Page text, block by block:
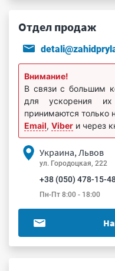
Отдел продаж
Внимание!
В связи с большим
для ускорения
принимаются только
Email, Viber и через
Украина, Львов
ул. Городоцкая, 222
+38 (050) 478-15-
Пн-Пт 8:00 - 18:00